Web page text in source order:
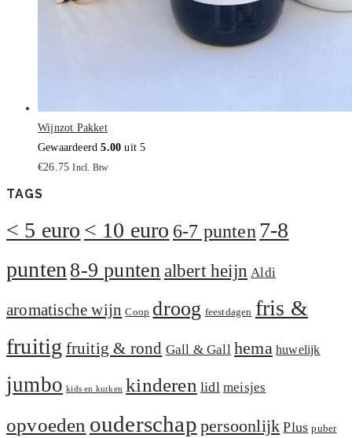
Wijnzot Pakket
Gewaardeerd5.00 uit 5
€26.75 Incl. Btw
TAGS
< 5 euro < 10 euro 6-7 punten7-8
punten8-9 puntenalbert heijn Aldi
aromatische wijn Coop droog feestdagen fris &
fruitig fruitig & rond Gall & Gall hema huwelijk
jumbo kids en kurken kinderen lidl meisjes
opvoeden ouderschap persoonlijk Plus puber